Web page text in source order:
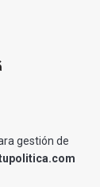
gestión de